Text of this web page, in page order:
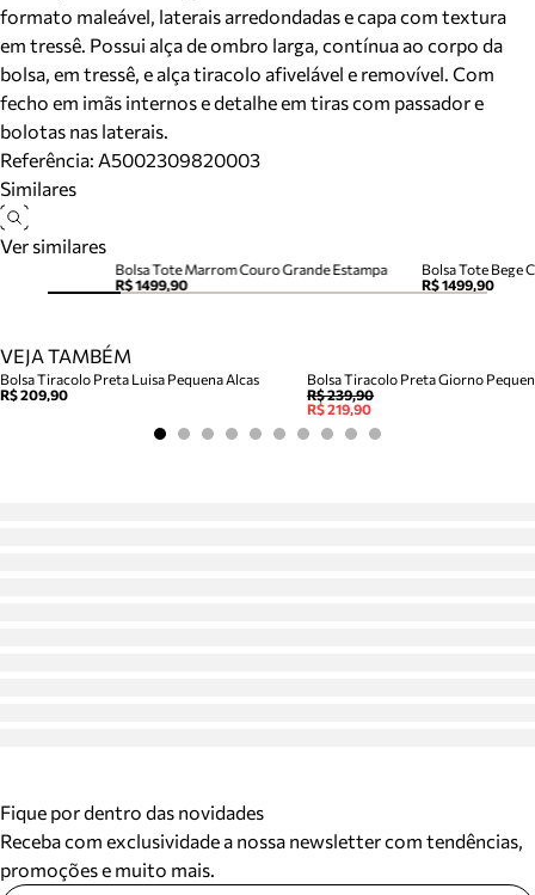
formato maleável, laterais arredondadas e capa com textura
em tressê. Possui alça de ombro larga, contínua ao corpo da
bolsa, em tressê, e alça tiracolo afivelável e removível. Com
fecho em imãs internos e detalhe em tiras com passador e
bolotas nas laterais.
Referência: A5002309820003
Similares
Ver similares
Bolsa Tote Marrom Couro Grande Estampa
R$ 1499,90
Bolsa Tote Bege
R$ 1499,90
VEJA TAMBÉM
Bolsa Tiracolo Preta Luisa Pequena Alcas
R$ 209,90
Bolsa Tiracolo Preta Giorno
R$ 239,90
R$ 219,90
Fique por dentro das novidades
Receba com exclusividade a nossa newsletter com tendências,
promoções e muito mais.